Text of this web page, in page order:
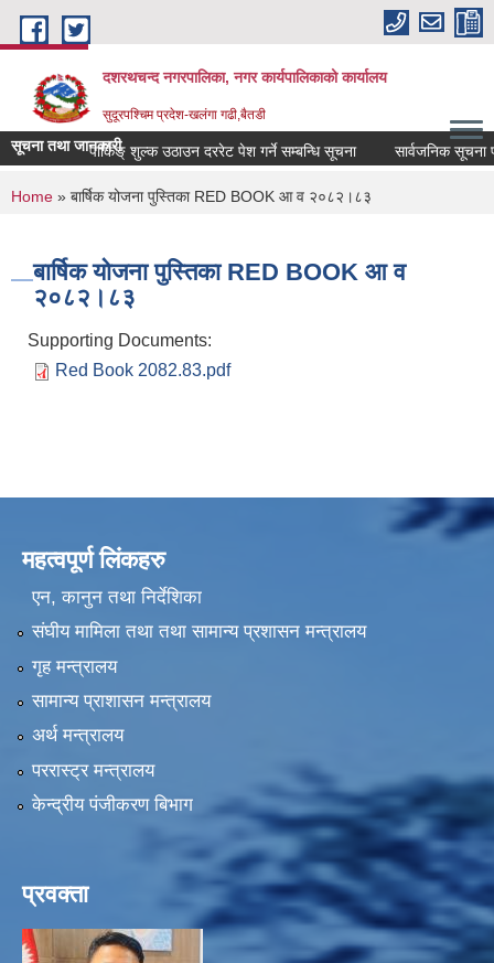
Skip to main content
दशरथचन्द नगरपालिका, नगर कार्यपालिकाको कार्यालय
सुदूरपश्चिम प्रदेश-खलंगा गढी,बैतडी
सूचना तथा जानकारीपार्किङ् शुल्क उठाउन दररेट पेश गर्ने सम्बन्धि सूचना सार्वजनिक सूचना
You are here
Home » बार्षिक योजना पुस्तिका RED BOOK आ व २०८२।८३
बार्षिक योजना पुस्तिका RED BOOK आ व
२०८२।८३
Supporting Documents:
Red Book 2082.83.pdf
महत्वपूर्ण लिंकहरु
एन, कानुन तथा निर्देशिका
संघीय मामिला तथा तथा सामान्य प्रशासन मन्त्रालय
गृह मन्त्रालय
सामान्य प्राशासन मन्त्रालय
अर्थ मन्त्रालय
पररास्ट्र मन्त्रालय
केन्द्रीय पंजीकरण बिभाग
प्रवक्ता